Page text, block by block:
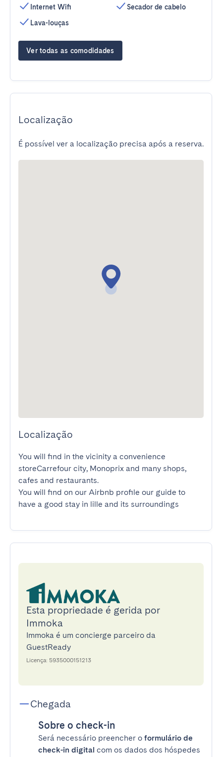
Internet Wifi
Lava-louças
Secador de cabelo
Ver todas as comodidades
Localização
É possível ver a localização precisa após a reserva.
Localização
You will find in the vicinity a convenience
storeCarrefour city, Monoprix and many shops,
cafes and restaurants.
You will find on our Airbnb profile our guide to
have a good stay in lille and its surroundings
Esta propriedade é gerida por
Immoka
Immoka é um concierge parceiro da
GuestReady
Licença: 5935000151213
Chegada
Sobre o check-in
Será necessário preencher o formulário de
check-in digital com os dados dos hóspedes